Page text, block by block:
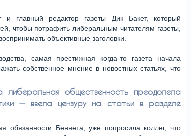
и главный редактор газеты Дик Бакет, который
чтобы потрафить либеральным читателям газеты,
объективные заголовки.
самая престижная когда-то газета начала
собственное мнение в новостных статьях, что
либеральная общественность преодолела
— ввела цензуру на статьи в разделе
обязанности Беннета, уже попросила коллег, что